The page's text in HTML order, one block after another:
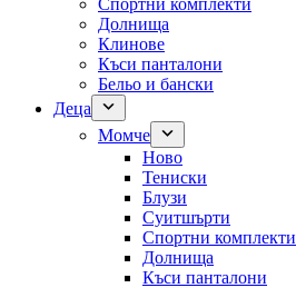
Спортни комплекти
Долнища
Клинове
Къси панталони
Бельо и бански
Деца
Момче
Ново
Тениски
Блузи
Суитшърти
Спортни комплекти
Долнища
Къси панталони